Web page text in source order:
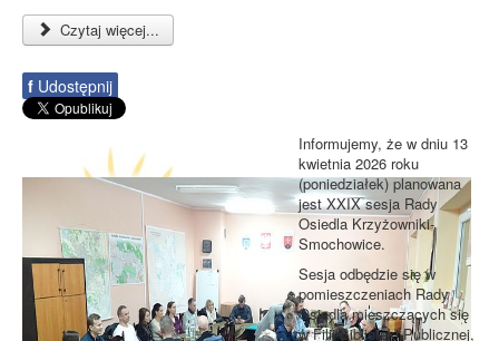
Czytaj więcej...
f Udostępnij
Informujemy, że w dniu 13
kwietnia 2026 roku
(poniedziałek) planowana
jest XXIX sesja Rady
Osiedla Krzyżowniki-
Smochowice.
Sesja odbędzie się w
pomieszczeniach Rady
Osiedla mieszczących się
w Filii Biblioteki Publicznej,